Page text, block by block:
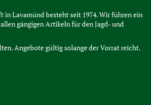
in Lavamünd besteht seit 1974. Wir führen ein
gängigen Artikeln für den Jagd- und
Angebote gültig solange der Vorrat reicht.